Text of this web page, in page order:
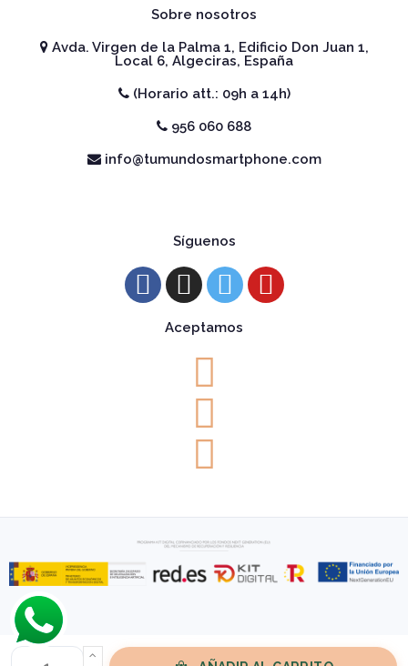
Sobre nosotros
Avda. Virgen de la Palma 1, Edificio Don Juan 1,
Local 6, Algeciras, España
(Horario att.: 09h a 14h)
956 060 688
info@tumundosmartphone.com
Síguenos
Aceptamos
Diseño de páginas web porNeuraweb.Desarrollo de páginas web en Logroño